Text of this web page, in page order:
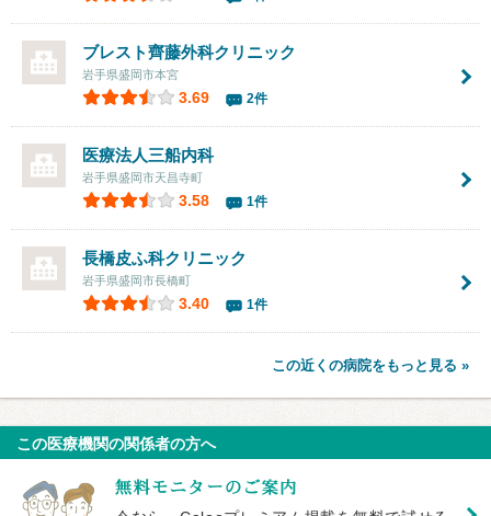
ブレスト齊藤外科クリニック
岩手県盛岡市本宮
3.69 2件
医療法人三船内科
岩手県盛岡市天昌寺町
3.58 1件
長橋皮ふ科クリニック
岩手県盛岡市長橋町
3.40 1件
この近くの病院をもっと見る »
この医療機関の関係者の方へ